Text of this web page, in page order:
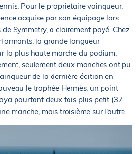
Pour le propriétaire vainqueur,
acquise par son équipage lors
Symmetry, a clairement payé. Chez
la grande longueur
la plus haute marche du podium,
seulement deux manches ont pu
de la dernière édition en
le trophée Hermès, un point
pourtant deux fois plus petit (37
manche, mais troisième sur l’autre.